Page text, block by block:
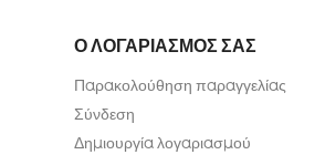
Ο ΛΟΓΑΡΙΑΣΜΌΣ ΣΑΣ
Παρακολούθηση παραγγελίας
Σύνδεση
Δημιουργία λογαριασμού